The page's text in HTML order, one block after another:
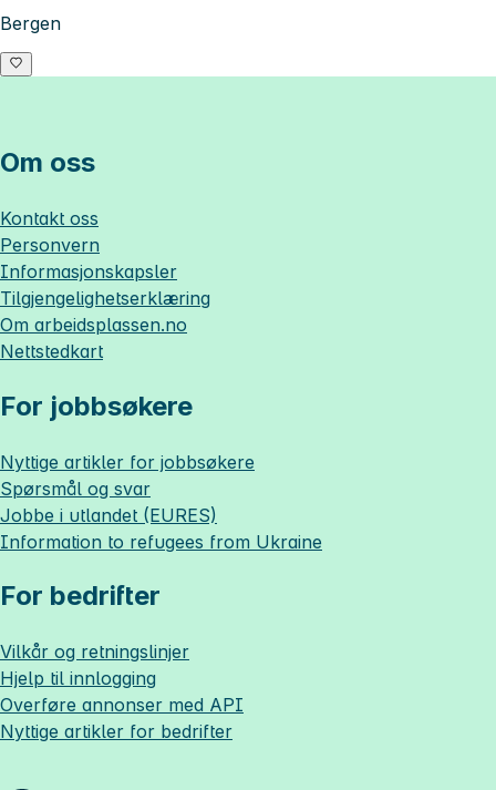
Bergen
Om oss
Kontakt oss
Personvern
Informasjonskapsler
Tilgjengelighetserklæring
Om arbeidsplassen.no
Nettstedkart
For jobbsøkere
Nyttige artikler for jobbsøkere
Spørsmål og svar
Jobbe i utlandet (EURES)
Information to refugees from Ukraine
For bedrifter
Vilkår og retningslinjer
Hjelp til innlogging
Overføre annonser med API
Nyttige artikler for bedrifter